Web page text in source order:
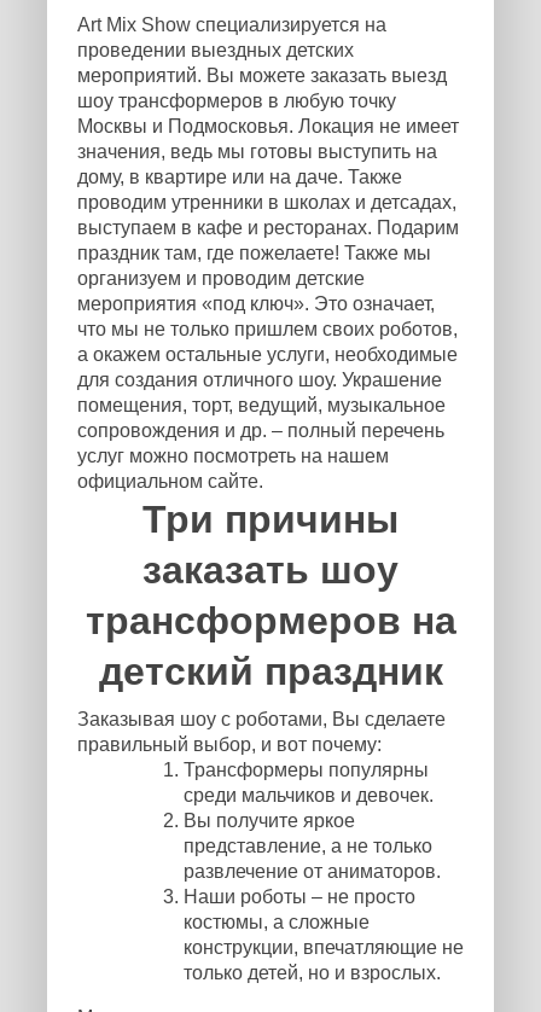
Art Mix Show специализируется на
проведении выездных детских
мероприятий. Вы можете заказать выезд
шоу трансформеров в любую точку
Москвы и Подмосковья. Локация не имеет
значения, ведь мы готовы выступить на
дому, в квартире или на даче. Также
проводим утренники в школах и детсадах,
выступаем в кафе и ресторанах. Подарим
праздник там, где пожелаете! Также мы
организуем и проводим детские
мероприятия «под ключ». Это означает,
что мы не только пришлем своих роботов,
а окажем остальные услуги, необходимые
для создания отличного шоу. Украшение
помещения, торт, ведущий, музыкальное
сопровождения и др. – полный перечень
услуг можно посмотреть на нашем
официальном сайте.
Три причины
заказать шоу
трансформеров на
детский праздник
Заказывая шоу с роботами, Вы сделаете
правильный выбор, и вот почему:
Трансформеры популярны
среди мальчиков и девочек.
Вы получите яркое
представление, а не только
развлечение от аниматоров.
Наши роботы – не просто
костюмы, а сложные
конструкции, впечатляющие не
только детей, но и взрослых.